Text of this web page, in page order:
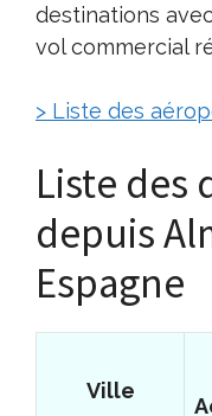
destinations
vol commercial
> Liste des
Liste des
depuis
Espagne
Ville